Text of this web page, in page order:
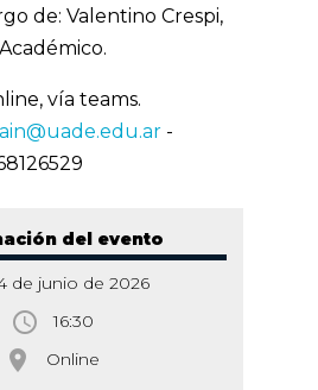
del evento
de junio de 2026
access_time 16:30
room Online
de: Valentino Crespi,
vía teams.
-